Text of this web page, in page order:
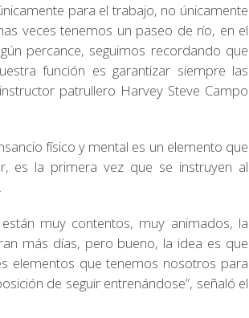
para el trabajo, no únicamente
veces tenemos un paseo de río, en el
percance, seguimos recordando que
función es garantizar siempre las
patrullero Harvey Steve Campo
físico y mental es un elemento que
es la primera vez que se instruyen al
muy contentos, muy animados, la
más días, pero bueno, la idea es que
elementos que tenemos nosotros para
de seguir entrenándose”, señaló el